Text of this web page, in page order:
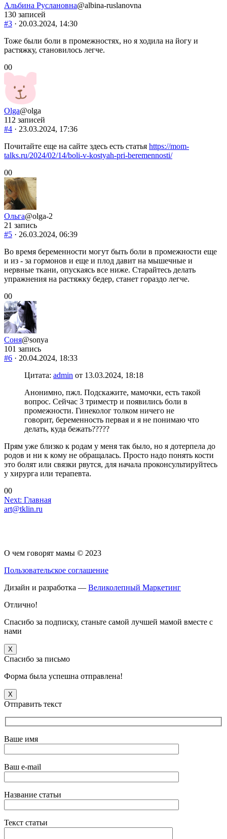
Альбина Руслановна@albina-ruslanovna
130 записей
#3 · 20.03.2024, 14:30
Тоже были боли в промежностях, но я ходила на йогу и
растяжку, становилось легче.
Голосуйте
-
палец
вниз.
0Голосуйте
палец
вверх.
0
Olga@olga
112 записей
#4 · 23.03.2024, 17:36
Почитайте еще на сайте здесь есть статья https://mom-
talks.ru/2024/02/14/boli-v-kostyah-pri-beremennosti/
Голосуйте
-
палец
вниз.
0Голосуйте
-
палец
вверх.
0
Ольга@olga-2
21 запись
#5 · 26.03.2024, 06:39
Во время беременности могут быть боли в промежности еще
и из - за гормонов и еще и плод давит на мышечные и
нервные ткани, опускаясь все ниже. Старайтесь делать
упражнения на растяжку бедер, станет гораздо легче.
Голосуйте
-
палец
вниз.
0Голосуйте
-
палец
вверх.
0
Соня@sonya
101 запись
#6 · 20.04.2024, 18:33
Цитата: admin от 13.03.2024, 18:18
Анонимно, пжл. Подскажите, мамочки, есть такой
вопрос. Сейчас 3 триместр и появились боли в
промежности. Гинеколог толком ничего не
говорит, беременность первая и я не понимаю что
делать, куда бежать?????
Прям уже близко к родам у меня так было, но я дотерпела до
родов и ни к кому не обращалась. Просто надо понять кости
это болят или связки рвутся, для начала проконсультируйтесь
у хирурга или терапевта.
Голосуйте
-
палец
0Голосуйте
-
палец
0
Навигация
по
Next: Главная
art@tklin.ru
О чем говорят мамы © 2023
Пользовательское соглашение
Дизайн и разработка — Великолепный Маркетинг
Отлично!
Спасибо за подписку, станьте самой лучшей мамой вместе с
нами
X
Спасибо за письмо
Форма была успешна отправлена!
X
Отправить текст
Ваше имя
Ваш e-mail
Название статьи
Текст статьи